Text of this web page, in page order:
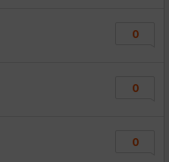
0
0
0